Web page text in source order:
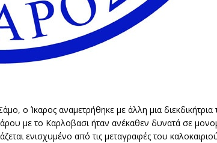
ο Ίκαρος αναμετρήθηκε με άλλη μια διεκδικήτρια
με το Καρλοβασι ήταν ανέκαθεν δυνατά σε
ενισχυμένο από τις μεταγραφές του